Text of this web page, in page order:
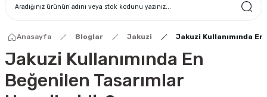
Anasayfa Bloglar Jakuzi Jakuzi Kullanımında
Jakuzi Kullanımında En
Beğenilen Tasarımlar